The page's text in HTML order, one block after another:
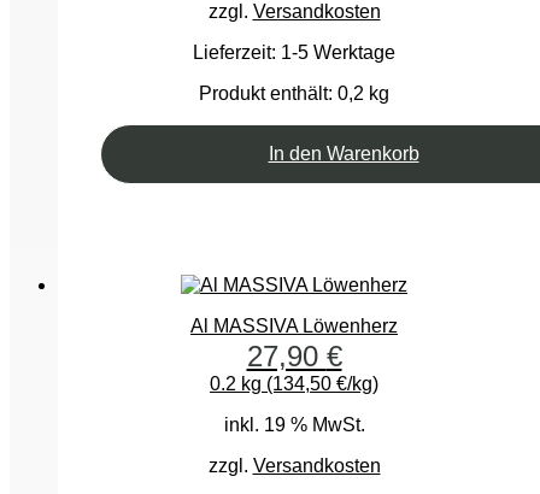
zzgl. Versandkosten
Lieferzeit: 1-5 Werktage
Produkt enthält: 0,2 kg
In den Warenkorb
Al MASSIVA Löwenherz
27,90 €
0.2 kg (134,50 €/kg)
inkl. 19 % MwSt.
zzgl. Versandkosten